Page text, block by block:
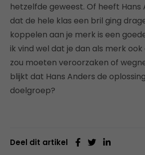
hetzelfde geweest. Of heeft Hans
dat de hele klas een bril ging
koppelen aan je merk is een
ik vind wel dat je dan als merk
zou moeten veroorzaken of
blijkt dat Hans Anders de
doelgroep?
Deel dit artikel